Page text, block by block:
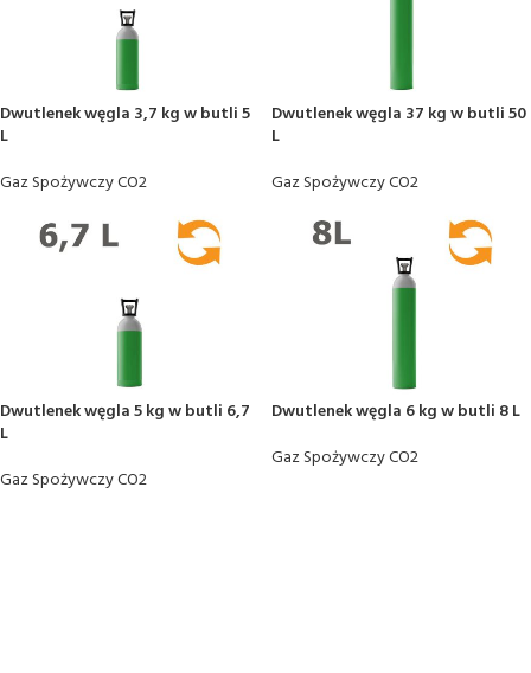
Dwutlenek węgla 3,7 kg w butli 5
L
Gaz Spożywczy CO2
Dwutlenek węgla 37 kg w butli 50
L
Gaz Spożywczy CO2
Dwutlenek węgla 5 kg w butli 6,7
L
Gaz Spożywczy CO2
Dwutlenek węgla 6 kg w butli 8 L
Gaz Spożywczy CO2